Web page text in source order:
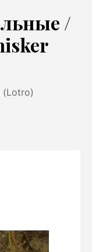
/
(Lotro)